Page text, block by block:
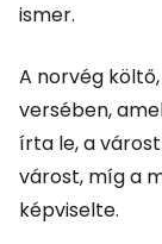
ismer.
A norvég
versében,
írta le, a
várost, míg a
képviselte.